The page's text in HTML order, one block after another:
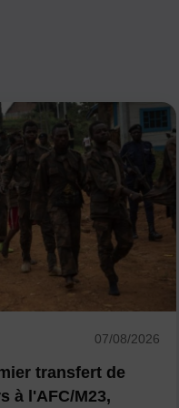
07/08/2026
transfert de
à l'AFC/M23,